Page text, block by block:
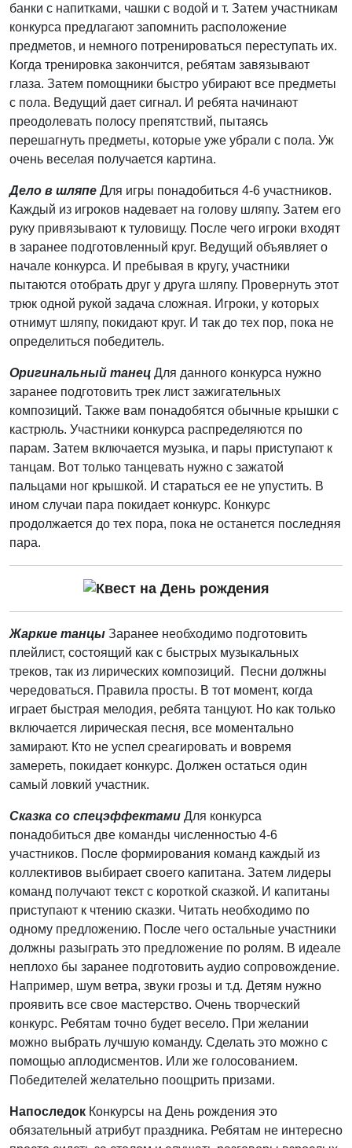
банки с напитками, чашки с водой и т. Затем участникам
конкурса предлагают запомнить расположение
предметов, и немного потренироваться переступать их.
Когда тренировка закончится, ребятам завязывают
глаза. Затем помощники быстро убирают все предметы
с пола. Ведущий дает сигнал. И ребята начинают
преодолевать полосу препятствий, пытаясь
перешагнуть предметы, которые уже убрали с пола. Уж
очень веселая получается картина.
Дело в шляпе Для игры понадобиться 4-6 участников.
Каждый из игроков надевает на голову шляпу. Затем его
руку привязывают к туловищу. После чего игроки входят
в заранее подготовленный круг. Ведущий объявляет о
начале конкурса. И пребывая в кругу, участники
пытаются отобрать друг у друга шляпу. Провернуть этот
трюк одной рукой задача сложная. Игроки, у которых
отнимут шляпу, покидают круг. И так до тех пор, пока не
определиться победитель.
Оригинальный танец Для данного конкурса нужно
заранее подготовить трек лист зажигательных
композиций. Также вам понадобятся обычные крышки с
кастрюль. Участники конкурса распределяются по
парам. Затем включается музыка, и пары приступают к
танцам. Вот только танцевать нужно с зажатой
пальцами ног крышкой. И стараться ее не упустить. В
ином случаи пара покидает конкурс. Конкурс
продолжается до тех пора, пока не останется последняя
пара.
Жаркие танцы Заранее необходимо подготовить
плейлист, состоящий как с быстрых музыкальных
треков, так из лирических композиций. Песни должны
чередоваться. Правила просты. В тот момент, когда
играет быстрая мелодия, ребята танцуют. Но как только
включается лирическая песня, все моментально
замирают. Кто не успел среагировать и вовремя
замереть, покидает конкурс. Должен остаться один
самый ловкий участник.
Сказка со спецэффектами Для конкурса
понадобиться две команды численностью 4-6
участников. После формирования команд каждый из
коллективов выбирает своего капитана. Затем лидеры
команд получают текст с короткой сказкой. И капитаны
приступают к чтению сказки. Читать необходимо по
одному предложению. После чего остальные участники
должны разыграть это предложение по ролям. В идеале
неплохо бы заранее подготовить аудио сопровождение.
Например, шум ветра, звуки грозы и т.д. Детям нужно
проявить все свое мастерство. Очень творческий
конкурс. Ребятам точно будет весело. При желании
можно выбрать лучшую команду. Сделать это можно с
помощью аплодисментов. Или же голосованием.
Победителей желательно поощрить призами.
Напоследок Конкурсы на День рождения это
обязательный атрибут праздника. Ребятам не интересно